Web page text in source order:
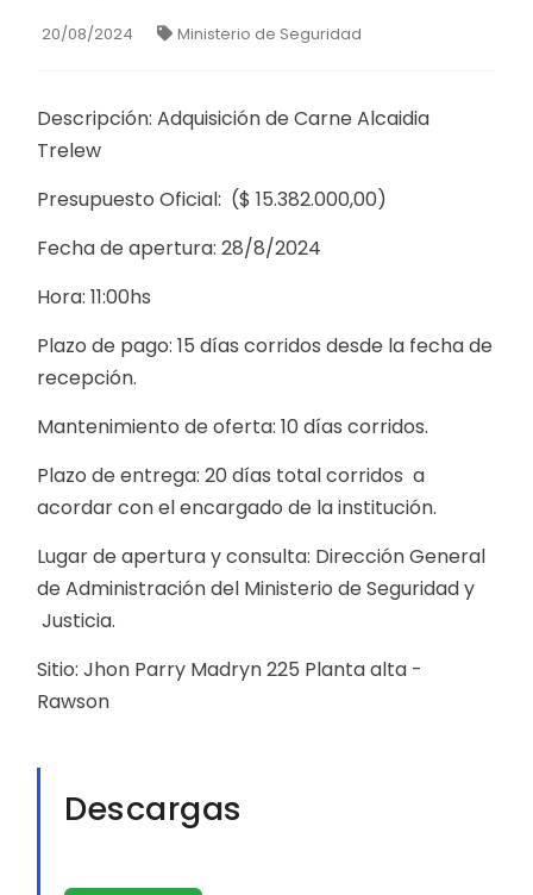
20/08/2024 Ministerio de Seguridad
Descripción: Adquisición de Carne Alcaidia
Trelew
Presupuesto Oficial: ($ 15.382.000,00)
Fecha de apertura: 28/8/2024
Hora: 11:00hs
Plazo de pago: 15 días corridos desde la fecha de
recepción.
Mantenimiento de oferta: 10 días corridos.
Plazo de entrega: 20 días total corridos a
acordar con el encargado de la institución.
Lugar de apertura y consulta: Dirección General
de Administración del Ministerio de Seguridad y
Justicia.
Sitio: Jhon Parry Madryn 225 Planta alta -
Rawson
Descargas